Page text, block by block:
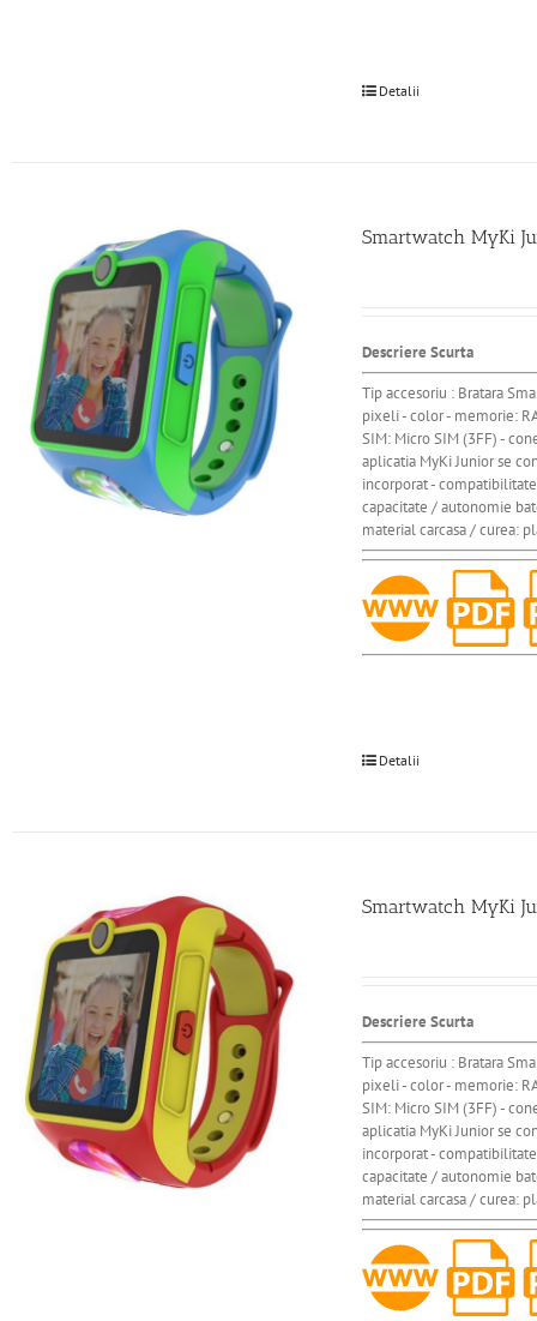
Detalii
Smartwatch MyKi
Descriere Scurta
Tip accesoriu : Bratara
pixeli - color - memorie:
SIM: Micro SIM (3FF) -
aplicatia MyKi Junior se
incorporat -
capacitate / autonomie
material carcasa / curea:
Detalii
Smartwatch MyKi
Descriere Scurta
Tip accesoriu : Bratara
pixeli - color - memorie:
SIM: Micro SIM (3FF) -
aplicatia MyKi Junior se
incorporat -
capacitate / autonomie
material carcasa / curea: